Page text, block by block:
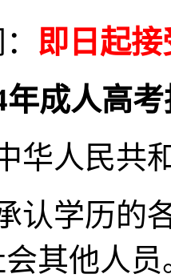
即日起
年成人高
人民共
学历的各
其他人员